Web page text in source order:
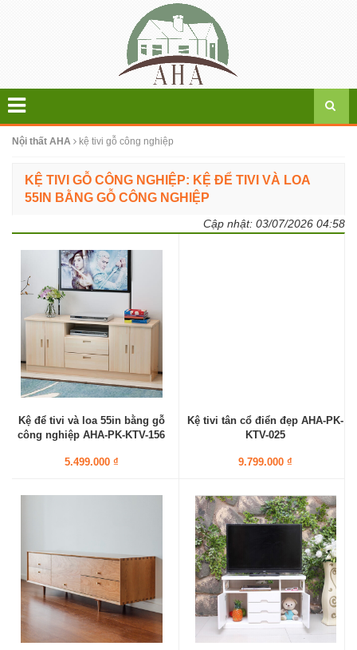
Nội thất AHA kệ tivi gỗ công nghiệp
KỆ TIVI GỖ CÔNG NGHIỆP: KỆ ĐỂ TIVI VÀ LOA
55IN BẰNG GỖ CÔNG NGHIỆP
Cập nhật: 03/07/2026 04:58
Kệ để tivi và loa 55in bằng gỗ
công nghiệp AHA-PK-KTV-156
5.499.000 ₫
Kệ tivi tân cổ điển đẹp AHA-PK-
KTV-025
9.799.000 ₫